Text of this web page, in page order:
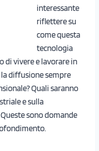
interessante
riflettere su
come questa
tecnologia
di vivere e lavorare in
diffusione sempre
Quali saranno
e sulla
sono domande